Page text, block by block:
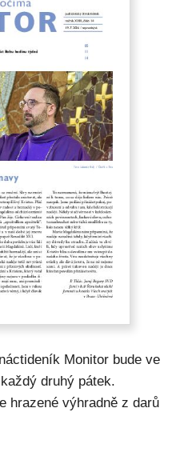
Monitor bude ve
druhý pátek.
hrazené výhradně z darů